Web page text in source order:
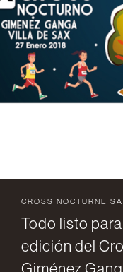
CROSS NOCTURNE
Todo listo
edición del